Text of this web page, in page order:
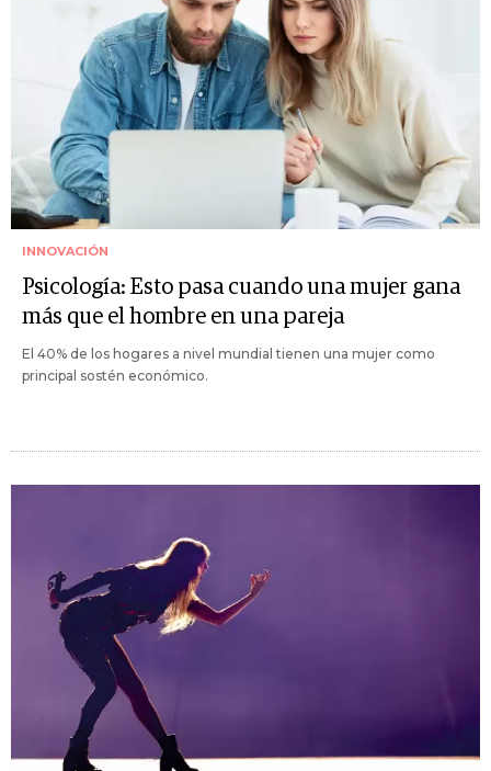
INNOVACIÓN
Psicología: Esto pasa cuando una mujer gana
más que el hombre en una pareja
El 40% de los hogares a nivel mundial tienen una mujer como
principal sostén económico.